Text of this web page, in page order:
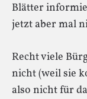
Blätter
jetzt aber mal
Recht viele
nicht (weil sie
also nicht für